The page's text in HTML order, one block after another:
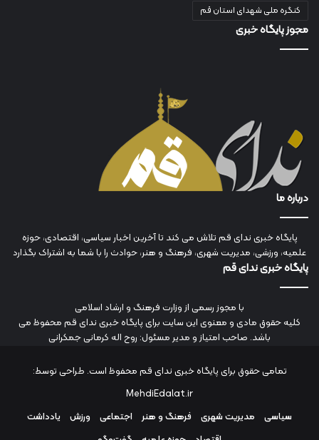
کنگره ملی شهدای استان قم
مجوز پایگاه خبری
درباره ما
پایگاه خبری ندای قم تلاش می کند تا آخرین اخبار سیاسی، اقتصادی، حوزه
علمیه، ورزشی، مدیریت شهری، فرهنگ و هنر، حوادث را با شما به اشتراک بگذارد
پایگاه خبری ندای قم
با مجوز رسمی از وزارت فرهنگ و ارشاد اسلامی
کلیه حقوق مادی و معنوی این سایت برای پایگاه خبری ندای قم محفوظ می
باشد. صاحب امتیاز و مدیر مسئول: روح اله کرمانی جمکرانی
تمامی حقوق برای پایگاه خبری ندای قم محفوظ است. طراحی توسط:
MehdiEdalat.ir
سیاسی
مدیریت شهری فرهنگ و هنر اجتماعی ورزش
یادداشت